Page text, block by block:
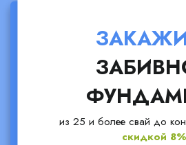
из 25 и более свай до
скидкой 8%